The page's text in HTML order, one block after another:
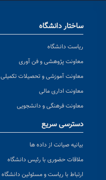
ساختار دانشگاه
ریاست دانشگاه
معاونت پژوهشی و فن آوری
معاونت آموزشی و تحصیلات تکمیلی
معاونت اداری مالی
معاونت فرهنگی و دانشجویی
دسترسی سریع
بیانیه صیانت از داده ها
ملاقات حضوری با رئیس دانشگاه
ارتباط با ریاست و مسئولین دانشگاه